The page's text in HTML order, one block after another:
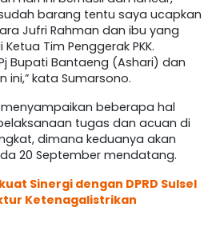
barang tentu saya ucapkan
Jufri Rahman dan ibu yang
Tim Penggerak PKK.
Bupati Bantaeng (Ashari) dan
kata Sumarsono.
beberapa hal
tugas dan acuan di
dimana keduanya akan
20 September mendatang.
Sinergi dengan DPRD Sulsel
Ketenagalistrikan